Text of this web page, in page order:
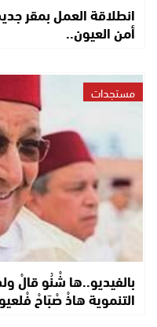
انطلاقة العمل بمقر
أمن العيون..
مستجدات
بالفيديو..ها شْنُو قالْ
التنموية هاذْ صْبَاحْ